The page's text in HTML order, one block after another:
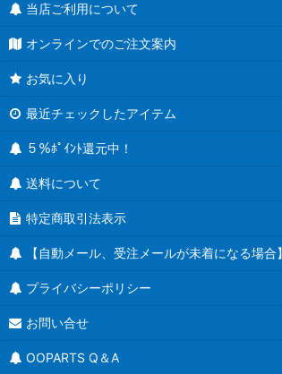
当店ご利用について
オンラインでのご注文案内
お気に入り
最近チェックしたアイテム
５％ﾎﾟｲﾝﾄ還元中！
送料について
特定商取引法表示
【自動メール、受注メールが未着になる場合】
プライバシーポリシー
お問い合せ
OOPARTS Q＆A